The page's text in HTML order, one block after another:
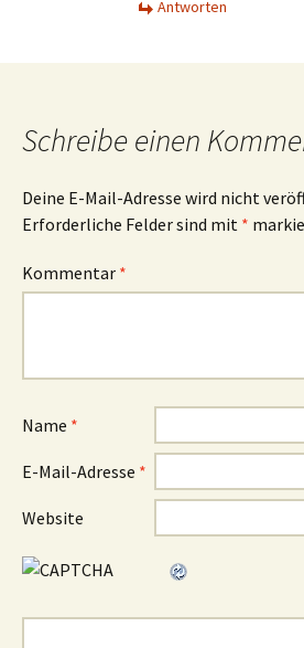
Antworten
Schreibe einen
Deine E-Mail-Adresse wird nicht
Erforderliche Felder sind mit *
Kommentar *
Name *
E-Mail-Adresse *
Website